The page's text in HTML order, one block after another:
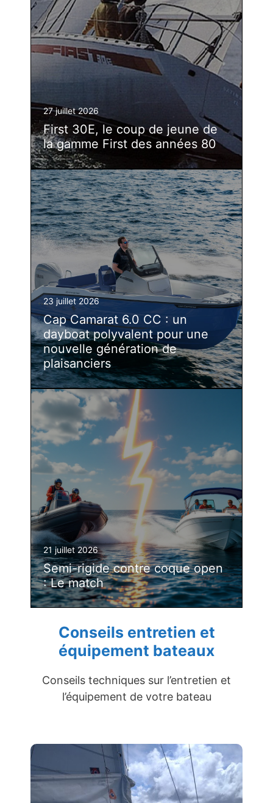
27 juillet 2026
First 30E, le coup de jeune de
la gamme First des années 80
23 juillet 2026
Cap Camarat 6.0 CC : un
dayboat polyvalent pour une
nouvelle génération de
plaisanciers
21 juillet 2026
Semi-rigide contre coque open
: Le match
Conseils entretien et
équipement bateaux
Conseils techniques sur l’entretien et
l’équipement de votre bateau